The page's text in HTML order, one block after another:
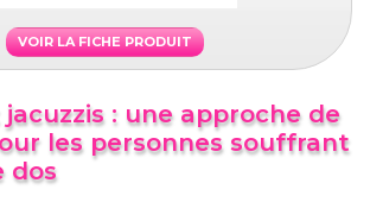
VOIR LA FICHE PRODUIT
jacuzzis : une approche de
les personnes souffrant
dos